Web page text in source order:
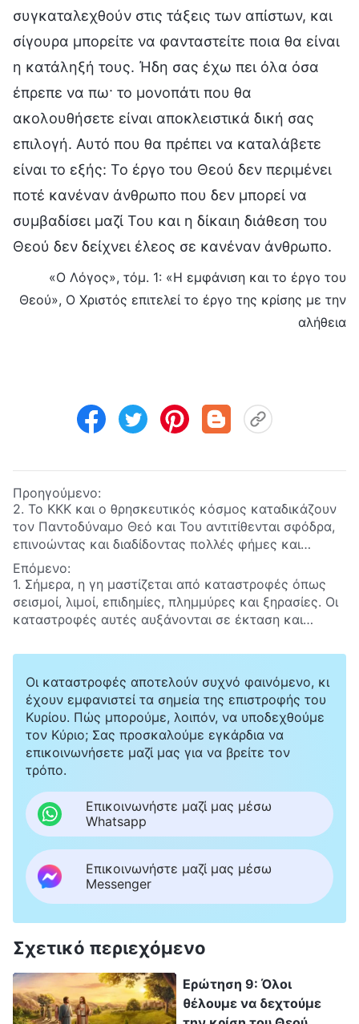
συγκαταλεχθούν στις τάξεις των απίστων, και
σίγουρα μπορείτε να φανταστείτε ποια θα είναι
η κατάληξή τους. Ήδη σας έχω πει όλα όσα
έπρεπε να πω· το μονοπάτι που θα
ακολουθήσετε είναι αποκλειστικά δική σας
επιλογή. Αυτό που θα πρέπει να καταλάβετε
είναι το εξής: Το έργο του Θεού δεν περιμένει
ποτέ κανέναν άνθρωπο που δεν μπορεί να
συμβαδίσει μαζί Του και η δίκαιη διάθεση του
Θεού δεν δείχνει έλεος σε κανέναν άνθρωπο.
«Ο Λόγος», τόμ. 1: «Η εμφάνιση και το έργο του
Θεού», Ο Χριστός επιτελεί το έργο της κρίσης με την
αλήθεια
Προηγούμενο:
2. Το ΚΚΚ και ο θρησκευτικός κόσμος καταδικάζουν
τον Παντοδύναμο Θεό και Του αντιτίθενται σφόδρα,
επινοώντας και διαδίδοντας πολλές φήμες και
πλάνες. Πώς θα αντιμετωπίσει ο Θεός εκείνους που
αποδέχονται τυφλά αυτές τις φήμες και τις πλάνες,
και δεν καταβάλλουν καμία προσπάθεια να
αναζητήσουν και να ερευνήσουν την αληθινή οδό; Τι
τέλος θα έχουν;
Επόμενο:
1. Σήμερα, η γη μαστίζεται από καταστροφές όπως
σεισμοί, λιμοί, επιδημίες, πλημμύρες και ξηρασίες. Οι
καταστροφές αυτές αυξάνονται σε έκταση και
αγαπάει τον άνθρωπο και σώζει τον άνθρωπο, οπότε
Οι καταστροφές αποτελούν συχνό φαινόμενο, κι
έχουν εμφανιστεί τα σημεία της επιστροφής του
Κυρίου. Πώς μπορούμε, λοιπόν, να υποδεχθούμε
τον Κύριο; Σας προσκαλούμε εγκάρδια να
επικοινωνήσετε μαζί μας για να βρείτε τον
τρόπο.
Επικοινωνήστε μαζί μας μέσω
Whatsapp
Επικοινωνήστε μαζί μας μέσω
Messenger
Σχετικό περιεχόμενο
Ερώτηση 9: Όλοι
θέλουμε να δεχτούμε